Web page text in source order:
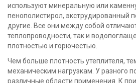
используют минеральную или
пенополистирол, экструдированный
другие. Все они между собой
теплопроводности, так и
плотностью и горючестью.
Чем больше плотность утеплителя,
механическим нагрузкам. У разного
различные области применения. К